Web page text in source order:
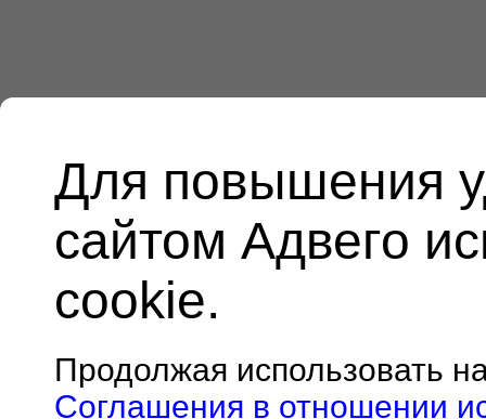
Для повышения
сайтом Адвего
cookie.
Продолжая использовать
Соглашения в отношении